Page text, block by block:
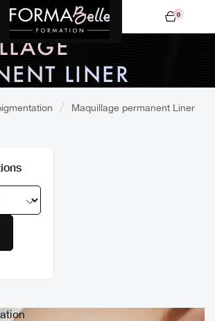
0
LINER
Maquillage permanent Liner